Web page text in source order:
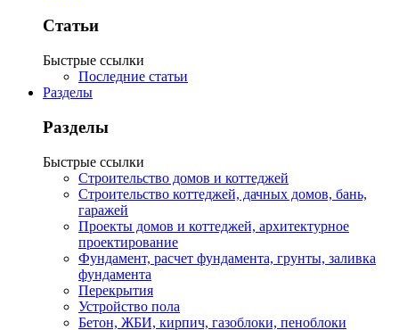
Статьи
Быстрые ссылки
Последние статьи
Разделы
Разделы
Быстрые ссылки
Строительство домов и коттеджей
Строительство коттеджей, дачных домов, бань,
гаражей
Проекты домов и коттеджей, архитектурное
проектирование
Фундамент, расчет фундамента, грунты, заливка
фундамента
Перекрытия
Устройство пола
Бетон, ЖБИ, кирпич, газоблоки, пеноблоки